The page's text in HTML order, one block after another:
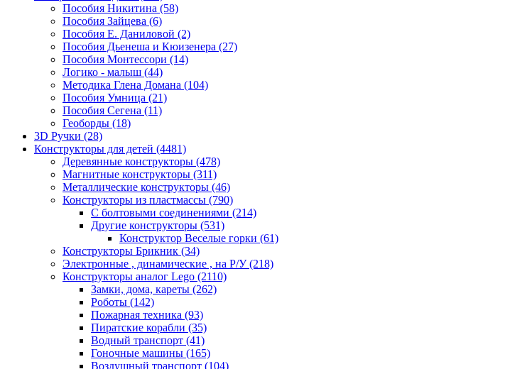
Пособия Никитина (58)
Пособия Зайцева (6)
Пособия Е. Даниловой (2)
Пособия Дьенеша и Кюизенера (27)
Пособия Монтессори (14)
Логико - малыш (44)
Методика Глена Домана (104)
Пособия Умница (21)
Пособия Сегена (11)
Геоборды (18)
3D Ручки (28)
Конструкторы для детей (4481)
Деревянные конструкторы (478)
Магнитные конструкторы (311)
Металлические конструкторы (46)
Конструкторы из пластмассы (790)
С болтовыми соединениями (214)
Другие конструкторы (531)
Конструктор Веселые горки (61)
Конструкторы Брикник (34)
Электронные , динамические , на Р/У(218)
Конструкторы аналог Lego (2110)
Замки, дома, кареты (262)
Роботы (142)
Пожарная техника (93)
Пиратские корабли (35)
Водный транспорт (41)
Гоночные машины (165)
Воздушный транспорт (104)